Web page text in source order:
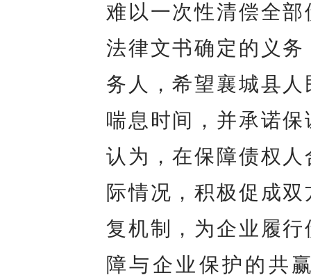
难以一次性清偿全
法律文书确定的义
务人，希望襄城县
喘息时间，并承诺
认为，在保障债权
际情况，积极促成
复机制，为企业履
障与企业保护的共